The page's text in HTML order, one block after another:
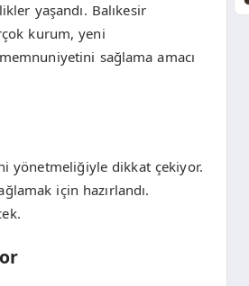
yaşandı. Balıkesir
kurum, yeni
sağlama amacı
yönetmeliğiyle dikkat çekiyor.
için hazırlandı.